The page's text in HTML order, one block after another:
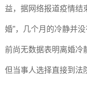
益，据网络报道疫情结
婚”，几个月的冷静并
前尚无数据表明离婚冷
但当事人选择直接到法